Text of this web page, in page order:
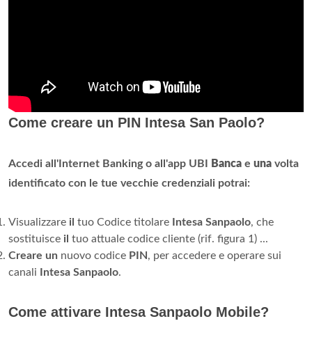
Come creare un PIN Intesa San Paolo?
Accedi all'Internet Banking o all'app UBI Banca e una volta
identificato con le tue vecchie credenziali potrai:
Visualizzare il tuo Codice titolare Intesa Sanpaolo, che
sostituisce il tuo attuale codice cliente (rif. figura 1) ...
Creare un nuovo codice PIN, per accedere e operare sui
canali
Intesa Sanpaolo.
Come attivare Intesa Sanpaolo Mobile?